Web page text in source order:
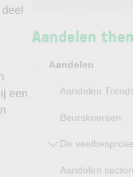
een
Aandelen
Aandelen
Aandelen
Beurskoersen
De
Aandelen